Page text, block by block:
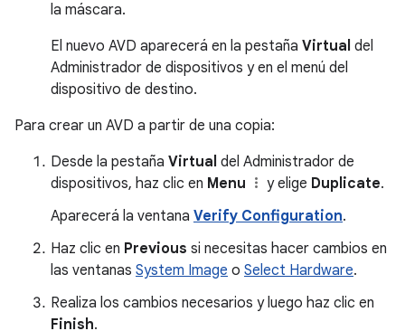
la máscara.
El nuevo AVD aparecerá en la pestaña Virtual del
Administrador de dispositivos y en el menú del
dispositivo de destino.
Para crear un AVD a partir de una copia:
Desde la pestaña Virtual del Administrador de
dispositivos, haz clic en Menu y elige Duplicate.
Aparecerá la ventana Verify Configuration.
Haz clic en Previous si necesitas hacer cambios en
las ventanas System Image o Select Hardware.
Realiza los cambios necesarios y luego haz clic en
Finish.